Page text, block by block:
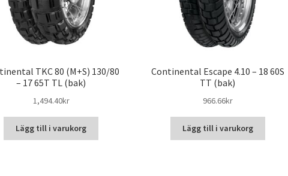
TKC 80 (M+S) 130/80
– 17 65T TL (bak)
1,494.40kr
Lägg till i varukorg
Continental Escape 4.10 – 18 60S
TT (bak)
966.66kr
Lägg till i varukorg